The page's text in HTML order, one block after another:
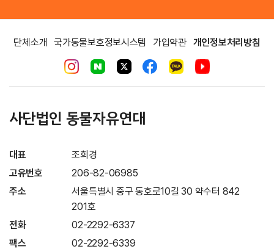
단체소개 국가동물보호정보시스템 가입약관 개인정보처리방침
사단법인 동물자유연대
대표
조희경
고유번호
206-82-06985
주소
서울특별시 중구 동호로10길 30 약수터 842
201호
전화
02-2292-6337
팩스
02-2292-6339